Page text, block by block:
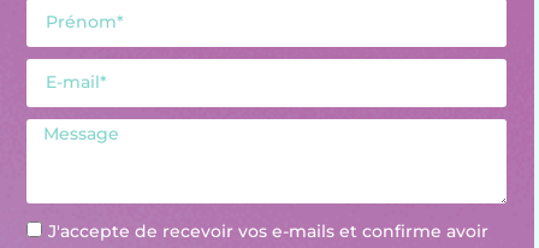
J'accepte de recevoir vos e-mails et confirme avoir